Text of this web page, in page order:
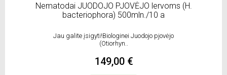
Nematodai JUODOJO PJOVĖJO lervoms (H.
bacteriophora) 500mln./10 a
Jau galite įsigyti!Biologinei Juodojo pjovėjo
(Otiorhyn..
149,00 €